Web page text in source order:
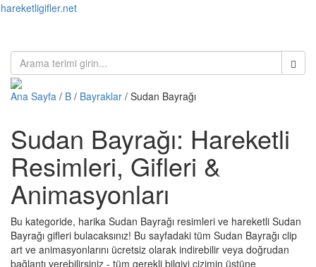
hareketligifler.net
Ana Sayfa / B / Bayraklar / Sudan Bayrağı
Sudan Bayrağı: Hareketli
Resimleri, Gifleri &
Animasyonları
Bu kategoride, harika Sudan Bayrağı resimleri ve hareketli Sudan
Bayrağı gifleri bulacaksınız! Bu sayfadaki tüm Sudan Bayrağı clip
art ve animasyonlarını ücretsiz olarak indirebilir veya doğrudan
bağlantı verebilirsiniz - tüm gerekli bilgiyi çizimin üstüne